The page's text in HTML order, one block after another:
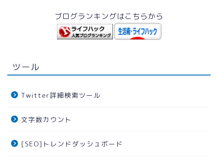
ブログランキングはこちらから
ツール
Twitter詳細検索ツール
文字数カウント
[SEO]トレンドダッシュボード